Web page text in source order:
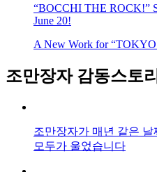
“BOCCHI THE ROCK!”
June 20!
A New Work for
조만장자 감동스토리
조만장자가 매년 같은
모두가 울었습니다